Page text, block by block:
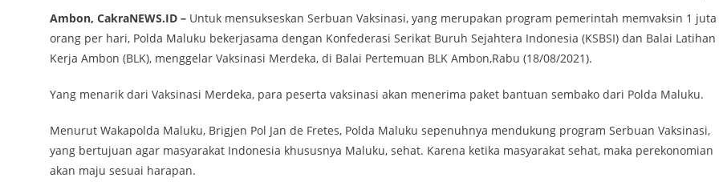
Ambon, CakraNEWS.ID – Untuk mensukseskan Serbuan Vaksinasi, yang merupakan program pemerintah memvaksin 1 juta
orang per hari, Polda Maluku bekerjasama dengan Konfederasi Serikat Buruh Sejahtera Indonesia (KSBSI) dan Balai Latihan
Kerja Ambon (BLK), menggelar Vaksinasi Merdeka, di Balai Pertemuan BLK Ambon,Rabu (18/08/2021).
Yang menarik dari Vaksinasi Merdeka, para peserta vaksinasi akan menerima paket bantuan sembako dari Polda Maluku.
Menurut Wakapolda Maluku, Brigjen Pol Jan de Fretes, Polda Maluku sepenuhnya mendukung program Serbuan Vaksinasi,
yang bertujuan agar masyarakat Indonesia khususnya Maluku, sehat. Karena ketika masyarakat sehat, maka perekonomian
akan maju sesuai harapan.